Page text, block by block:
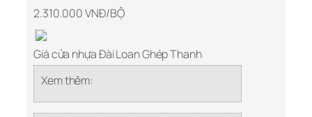
2.310.000 VNĐ/BỘ
Giá cửa nhựa Đài Loan Ghép Thanh
Xem thêm: